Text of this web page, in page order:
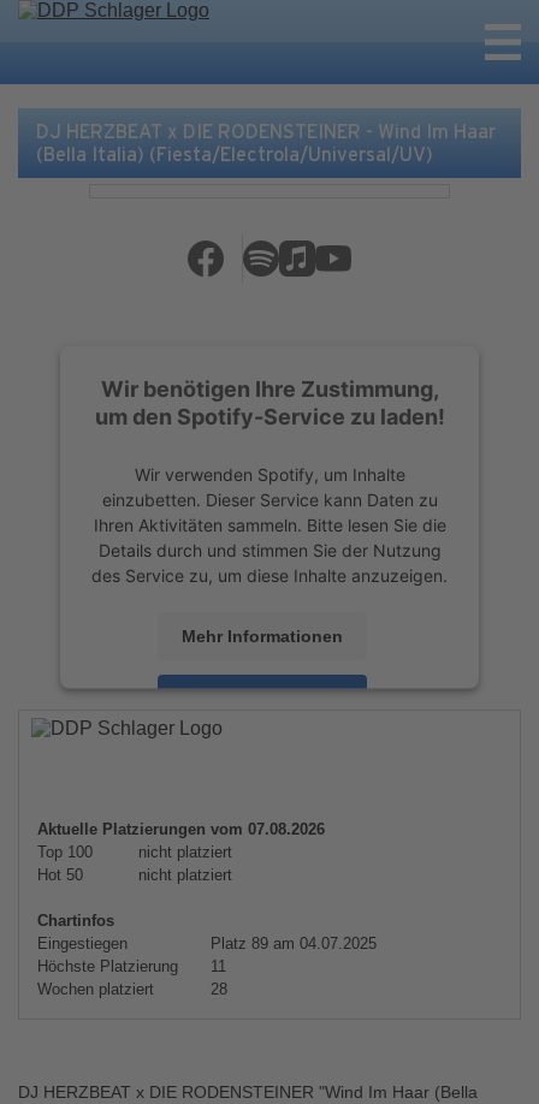
DJ HERZBEAT x DIE RODENSTEINER - Wind Im Haar
(Bella Italia) (Fiesta/Electrola/Universal/UV)
Wir benötigen Ihre Zustimmung,
um den Spotify-Service zu laden!
Wir verwenden Spotify, um Inhalte
einzubetten. Dieser Service kann Daten zu
Ihren Aktivitäten sammeln. Bitte lesen Sie die
Details durch und stimmen Sie der Nutzung
des Service zu, um diese Inhalte anzuzeigen.
Mehr Informationen
Akzeptieren
powered by
Aktuelle Platzierungen vom 07.08.2026
Top 100
nicht platziert
Hot 50
nicht platziert
Chartinfos
Eingestiegen
Platz 89 am 04.07.2025
Höchste Platzierung
11
Wochen platziert
28
DJ HERZBEAT x DIE RODENSTEINER "Wind Im Haar (Bella